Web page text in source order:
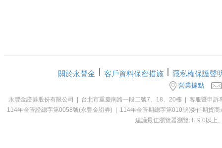
關於永豐金 客戶資料保密措施 隱私權保護聲
營業據點
永豐金證券股份有限公司 | 台北市重慶南路一段二號7、18、20樓 | 客服暨申
114年金管證總字第0058號(永豐金證券) | 114年金管期總字第010號(委任期貨
建議最佳瀏覽器瀏覽: IE9.0以上